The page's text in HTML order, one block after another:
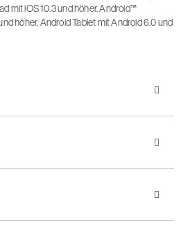
mit iOS 10.3 und höher, Android™
höher, Android Tablet mit Android 6.0 und